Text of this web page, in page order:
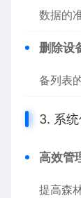
数据的
删除设
备列表
3. 系
高效管
提高森